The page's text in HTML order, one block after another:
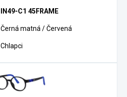
IN49-C1 45FRAME
Černá matná / Červená
Chlapci